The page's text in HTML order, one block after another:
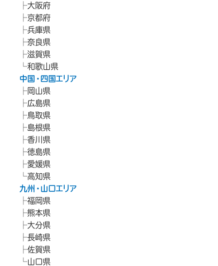
大阪府
京都府
兵庫県
奈良県
滋賀県
和歌山県
中国・四国エリア
岡山県
広島県
鳥取県
島根県
香川県
徳島県
愛媛県
高知県
九州・山口エリア
福岡県
熊本県
大分県
長崎県
佐賀県
山口県